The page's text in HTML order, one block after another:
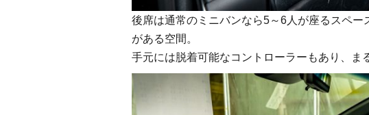
後席は通常のミニバンなら5～6人が座るスペ
がある空間。
手元には脱着可能なコントローラーもあり、ま